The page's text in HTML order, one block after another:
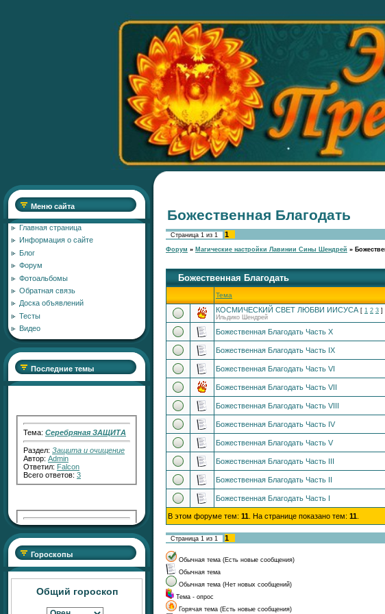
Меню сайта
Главная страница
Информация о сайте
Блог
Форум
Фотоальбомы
Обратная связь
Доска объявлений
Тесты
Видео
Последние темы
Тема:Серебряная ЗАЩИТА
Раздел:Защита и очищение
Автор:Admin
Ответил:Falcon
Всего ответов:3
Тема:"Серебряный Голос"
Раздел:Работа с Кармой
Автор:RaShan
Ответил:Transfiguration
Всего ответов:2
Гороскопы
Общий гороскоп
Божественная Благодать
Страница 1 из 1 1
Форум » Магические настройки Лавинии Сины Шендрей »
Божественная Благодать
Тема
КОСМИЧЕСКИЙ СВЕТ ЛЮБВИ ИИСУСА [ 1 2 3 ]
Ильдико Шендрей
Божественная Благодать Часть X
Божественная Благодать Часть IX
Божественная Благодать Часть VI
Божественная Благодать Часть VII
Божественная Благодать Часть VIII
Божественная Благодать Часть IV
Божественная Благодать Часть V
Божественная Благодать Часть III
Божественная Благодать Часть II
Божественная Благодать Часть I
В этом форуме тем: 11 . На странице показано тем: 11
Страница 1 из 1 1
Обычная тема (Есть новые сообщения)
Обычная тема
Обычная тема (Нет новых сообщений)
Тема - опрос
Горячая тема (Есть новые сообщения)